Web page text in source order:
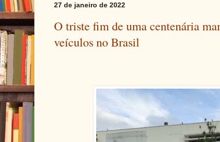
27 de janeiro de 2022
O triste fim de uma centenária
veículos no Brasil